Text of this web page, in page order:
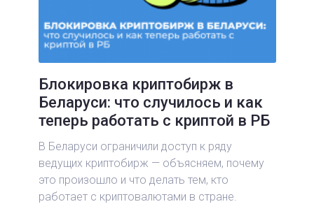
Блокировка криптобирж в
Беларуси: что случилось и как
теперь работать с криптой в РБ
В Беларуси ограничили доступ к ряду
ведущих криптобирж — объясняем, почему
это произошло и что делать тем, кто
работает с криптовалютами в стране.